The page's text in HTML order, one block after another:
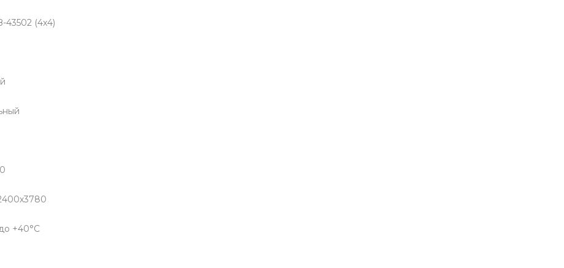
43502 (4x4)
+40°С